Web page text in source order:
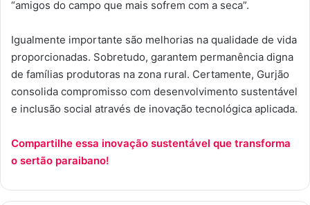
“amigos do campo que mais sofrem com a seca”.
Igualmente importante são melhorias na qualidade de vida
proporcionadas. Sobretudo, garantem permanência digna
de famílias produtoras na zona rural. Certamente, Gurjão
consolida compromisso com desenvolvimento sustentável
e inclusão social através de inovação tecnológica aplicada.
Compartilhe essa inovação sustentável que transforma
o sertão paraibano!